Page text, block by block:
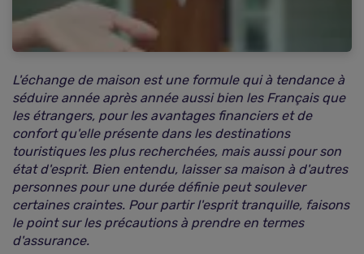
L'échange de maison est une formule qui à tendance à
séduire année après année aussi bien les Français que
les étrangers, pour les avantages financiers et de
confort qu'elle présente dans les destinations
touristiques les plus recherchées, mais aussi pour son
état d'esprit. Bien entendu, laisser sa maison à d'autres
personnes pour une durée définie peut soulever
certaines craintes. Pour partir l'esprit tranquille, faisons
le point sur les précautions à prendre en termes
d'assurance.